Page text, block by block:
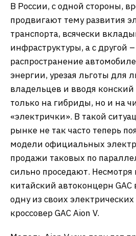
В России, с одной стороны,
продвигают тему развития
транспорта, всячески
инфраструктуры, а с другой
распространение
энергии, урезая льготы для
владельцев и вводя конский
только на гибриды, но и на
«электрички». В такой
рынке не так часто теперь
модели официальных
продажи таковых по
сильно проседают. Несмотря
китайский автоконцерн
одну из своих
кроссовер GAC Aion V.